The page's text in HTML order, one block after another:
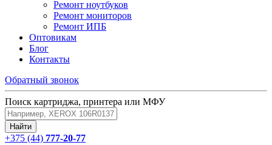
Ремонт ноутбуков
Ремонт мониторов
Ремонт ИПБ
Оптовикам
Блог
Контакты
Обратный звонок
Поиск картриджа, принтера или МФУ
+375 (44) 777-20-77